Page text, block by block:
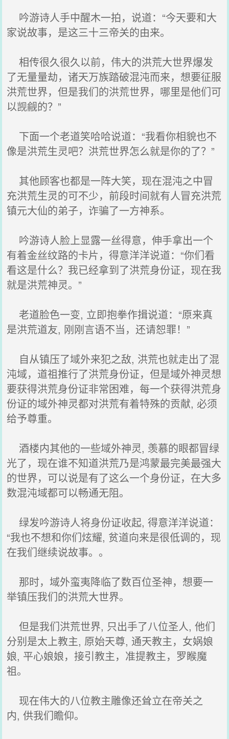
吟游诗人手中醒木一拍，说道：“今天要和大
家说故事，是这三十三帝关的由来。
相传很久很久以前，伟大的洪荒大世界爆发
了无量量劫，诸天万族踏破混沌而来，想要征服
洪荒世界，但是我们的洪荒世界，哪里是他们可
以觊觎的？”
下面一个老道笑哈哈说道：“我看你相貌也不
像是洪荒生灵吧？洪荒世界怎么就是你的了？”
其他顾客也都是一阵大笑，现在混沌之中冒
充洪荒生灵的可不少，前段时间就有人冒充洪荒
镇元大仙的弟子，诈骗了一方神系。
吟游诗人脸上显露一丝得意，伸手拿出一个
有着金丝纹路的卡片，得意洋洋说道：“你们看
看这是什么？我已经拿到了洪荒身份证，现在我
就是洪荒神灵。”
老道脸色一变, 立即抱拳作揖说道：“原来真
是洪荒道友, 刚刚言语不当，还请恕罪！”
自从镇压了域外来犯之敌, 洪荒也就走出了混
沌域，道祖推行了洪荒身份证，但是域外神灵想
要获得洪荒身份证非常困难，每一个获得洪荒身
份证的域外神灵都对洪荒有着特殊的贡献, 必须
给予尊重。
酒楼内其他的一些域外神灵, 羡慕的眼都冒绿
光了，现在谁不知道洪荒乃是鸿蒙最完美最强大
的世界，可以说是有了这么一个身份证，在大多
数混沌域都可以畅通无阻。
绿发吟游诗人将身份证收起, 得意洋洋说道：
“我也不想和你们炫耀, 贫道向来是很低调的，现
在我们继续说故事。。
那时，域外蛮夷降临了数百位圣神，想要一
举镇压我们的洪荒大世界。
但是我们洪荒世界, 只出手了八位圣人, 他们
分别是太上教主, 原始天尊, 通天教主，女娲娘
娘, 平心娘娘，接引教主，准提教主，罗睺魔
祖。
现在伟大的八位教主雕像还耸立在帝关之
内, 供我们瞻仰。